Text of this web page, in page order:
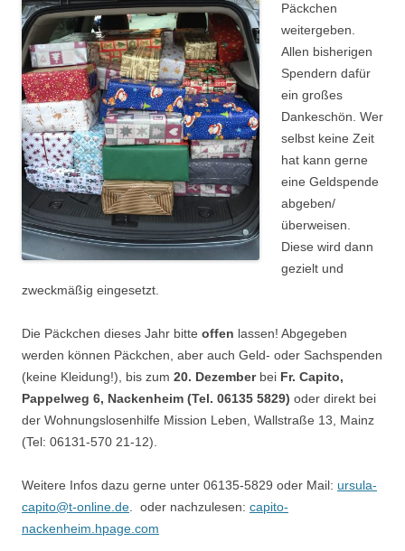
Päckchen
weitergeben.
Allen bisherigen
Spendern dafür
ein großes
Dankeschön. Wer
selbst keine Zeit
hat kann gerne
eine Geldspende
abgeben/
überweisen.
Diese wird dann
gezielt und
zweckmäßig eingesetzt.
Die Päckchen dieses Jahr bitte offen lassen! Abgegeben
werden können Päckchen, aber auch Geld- oder Sachspenden
(keine Kleidung!), bis zum 20. Dezemberbei Fr. Capito,
Pappelweg 6, Nackenheim (Tel. 06135 5829) oder direkt bei
der Wohnungslosenhilfe Mission Leben, Wallstraße 13, Mainz
(Tel: 06131-570 21-12).
Weitere Infos dazu gerne unter 06135-5829 oder Mail: ursula-
capito@t-online.de. oder nachzulesen: capito-
nackenheim.hpage.com